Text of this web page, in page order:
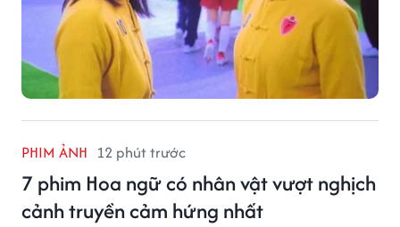
PHIM ẢNH 12 phút trước
7 phim Hoa ngữ có nhân vật vượt nghịch
cảnh truyền cảm hứng nhất